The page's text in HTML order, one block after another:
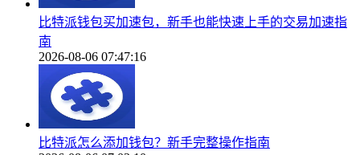
比特派钱包买加速包，新手也能快速上手的交易加速指
南
2026-08-06 07:47:16
比特派怎么添加钱包？新手完整操作指南